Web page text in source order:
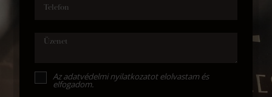
Telefon
Üzenet
Azadatvédelmi nyilatkozatot elolvastam és
elfogadom.